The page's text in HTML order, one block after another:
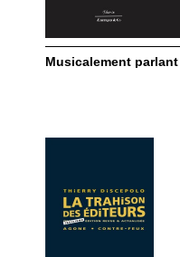
Musicalement